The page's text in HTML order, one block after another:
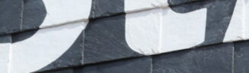
die Arbeit des vergangenen Jahres fortsetzen. Im
für Studierende, die Stärkung des
Letzteres gewinnt angesichts der